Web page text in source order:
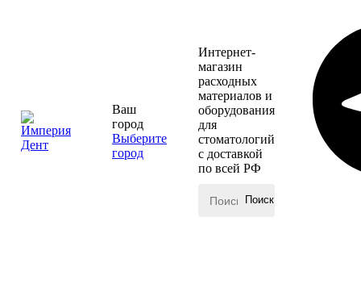
Ваш
город
Выберите
город
Интернет-
магазин
расходных
материалов и
оборудования
для
стоматологий
с доставкой
по всей РФ